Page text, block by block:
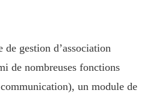
de gestion d’association
de nombreuses fonctions
un module de